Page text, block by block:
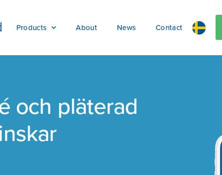
Products About News Contact
och pläterad